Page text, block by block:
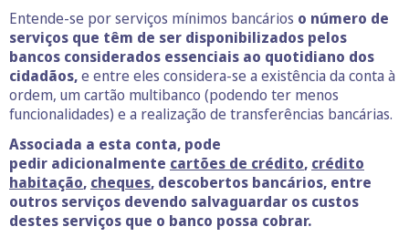
Entende-se por serviços mínimos bancários o número de
serviços que têm de ser disponibilizados pelos
bancos considerados essenciais ao quotidiano dos
cidadãos,e entre eles considera-se a existência da conta à
ordem, um cartão multibanco (podendo ter menos
funcionalidades) e a realização de transferências bancárias.
Associada a esta conta, pode
pedir adicionalmente cartões de crédito, crédito
habitação, cheques, descobertos bancários, entre
outros serviços devendo salvaguardar os custos
destes serviços que o banco possa cobrar.